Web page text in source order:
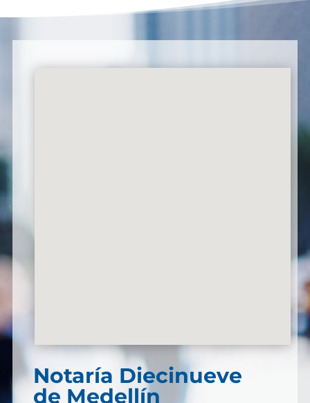
Notaría Diecinueve
de Medellín